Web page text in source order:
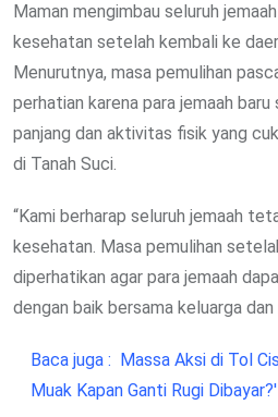
Maman mengimbau seluruh
kesehatan setelah kembali ke
Menurutnya, masa pemulihan
perhatian karena para jemaah baru
panjang dan aktivitas fisik yang
di Tanah Suci.
“Kami berharap seluruh jemaah
kesehatan. Masa pemulihan
diperhatikan agar para jemaah
dengan baik bersama keluarga
Baca juga : Massa Aksi di Tol
Muak Kapan Ganti Rugi Dibayar?'